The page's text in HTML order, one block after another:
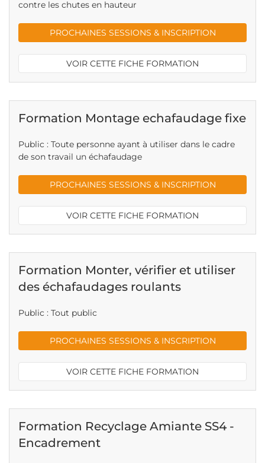
contre les chutes en hauteur
PROCHAINES SESSIONS & INSCRIPTION
VOIR CETTE FICHE FORMATION
Formation Montage echafaudage fixe
Public : Toute personne ayant à utiliser dans le cadre
de son travail un échafaudage
PROCHAINES SESSIONS & INSCRIPTION
VOIR CETTE FICHE FORMATION
Formation Monter, vérifier et utiliser
des échafaudages roulants
Public : Tout public
PROCHAINES SESSIONS & INSCRIPTION
VOIR CETTE FICHE FORMATION
Formation Recyclage Amiante SS4 -
Encadrement